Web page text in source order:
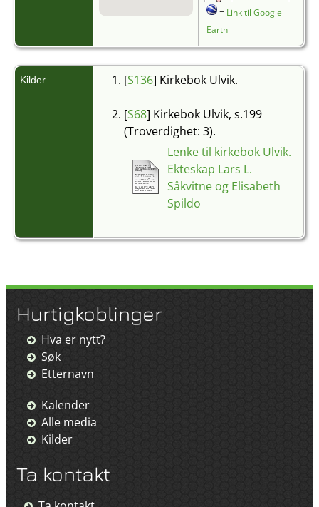
1865 -
Granvin,
Begravelse
Granvin
kirke,
Hordaland,
= Link til Google
Earth
Kilder [S136] Kirkebok Ulvik.
[S68] Kirkebok Ulvik, s.199
(Troverdighet: 3).
Lenke til kirkebok Ulvik.
Ekteskap Lars L.
Såkvitne og Elisabeth
Spildo
Hurtigkoblinger
Hva er nytt?
Søk
Etternavn
Kalender
Alle media
Kilder
Ta kontakt